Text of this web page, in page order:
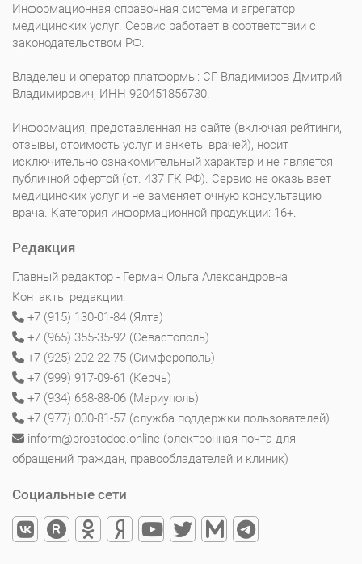
Информационная справочная система и агрегатор
медицинских услуг. Сервис работает в соответствии с
законодательством РФ.
Владелец и оператор платформы: СГ Владимиров Дмитрий
Владимирович, ИНН 920451856730.
Информация, представленная на сайте (включая рейтинги,
отзывы, стоимость услуг и анкеты врачей), носит
исключительно ознакомительный характер и не является
публичной офертой (ст. 437 ГК РФ). Сервис не оказывает
медицинских услуг и не заменяет очную консультацию
врача. Категория информационной продукции: 16+.
Редакция
Главный редактор - Герман Ольга Александровна
Контакты редакции:
+7 (915) 130-01-84 (Ялта)
+7 (965) 355-35-92 (Севастополь)
+7 (925) 202-22-75 (Симферополь)
+7 (999) 917-09-61 (Керчь)
+7 (934) 668-88-06 (Мариуполь)
+7 (977) 000-81-57 (служба поддержки пользователей)
inform@prostodoc.online (электронная почта для
обращений граждан, правообладателей и клиник)
Социальные сети